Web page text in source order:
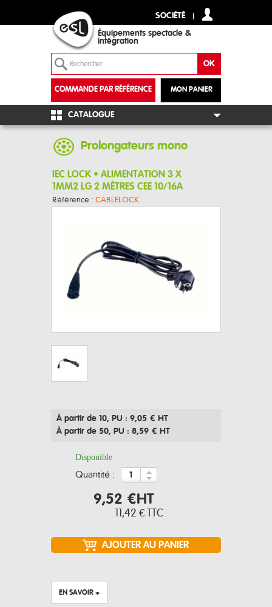
SOCIÉTÉ
Équipements spectacle &
intégration
MON PANIER
COMMANDE PAR RÉFÉRENCE
+
CATALOGUE
Prolongateurs mono
IEC LOCK • ALIMENTATION 3 X
1MM2 LG 2 MÈTRES CEE 10/16A
Référence : CABLELOCK
À partir de 10, PU : 9,05 € HT
À partir de 50, PU : 8,59 € HT
Disponible
quantité :
9,52 €HT
11,42 € TTC
EN SAVOIR +